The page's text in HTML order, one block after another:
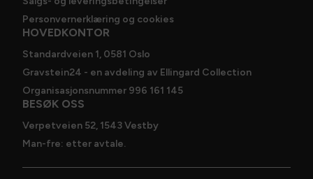
Personvernerklæring og cookies
HOVEDKONTOR
Standardveien 1, 0581 Oslo
Gravstein24 - en avdeling av Ellingard Collection
Organisasjonsnummer 996 161 145
BESØK OSS
Verpetveien 52, 1543 Vestby
Man-fre: etter avtale.